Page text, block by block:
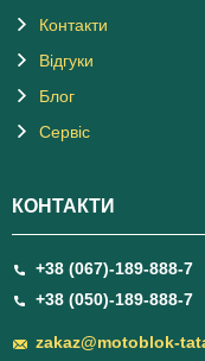
Контакти
Відгуки
Блог
Сервіс
КОНТАКТИ
+38 (067)-189-888-7
+38 (050)-189-888-7
zakaz@motoblok-